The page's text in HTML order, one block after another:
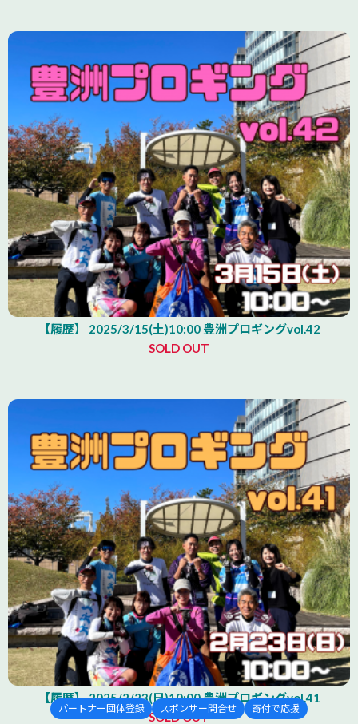
パートナー団体登録 スポンサー問合せ 寄付で応援
【履歴】 2025/3/15(土)10:00 豊洲プロギングvol.42
SOLD OUT
【履歴】 2025/2/23(日)10:00 豊洲プロギングvol.41
SOLD OUT